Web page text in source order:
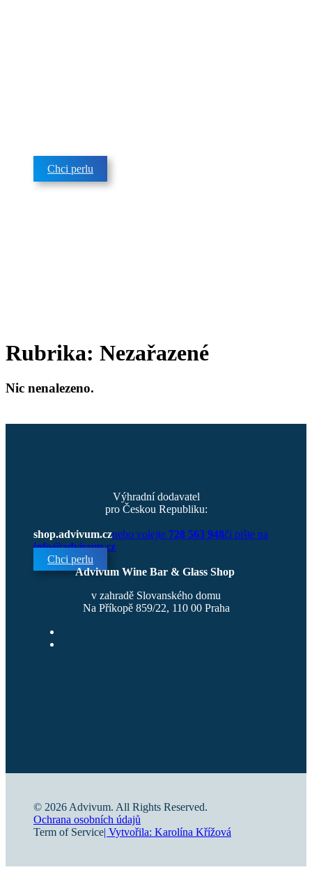
Prémiová minerální voda
Chci perlu
Rubrika: Nezařazené
Nic nenalezeno.
Výhradní dodavatel
pro Českou Republiku:
shop.advivum.cznebo volejte 728 563 948či pište na
info@advivum.cz
Chci perlu
Advivum Wine Bar & Glass Shop
v zahradě Slovanského domu
Na Příkopě 859/22, 110 00 Praha
© 2026 Advivum. All Rights Reserved.
Ochrana osobních údajů
Term of Service | Vytvořila: Karolína Křížová